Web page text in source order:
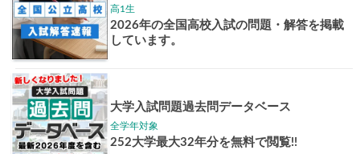
東大特進 トップリ